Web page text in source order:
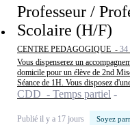
Professeur /
Scolaire (H/F)
CENTRE PEDAGOGIQUE -
Vous dispenserez un
domicile pour un élève de 2nd
Séance de 1H. Vous disposez
CDD - Temps partiel
Publié il y a 17 jours Soyez